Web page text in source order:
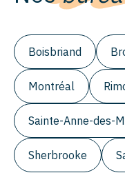
Boisbriand
Montréal
Sainte-Anne-des-
Sherbrooke